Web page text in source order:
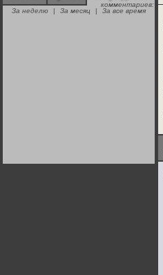
"Аркадий Коц" на
эгалите-фесте "Не
комментариев:
За неделю
| За месяц | За все время